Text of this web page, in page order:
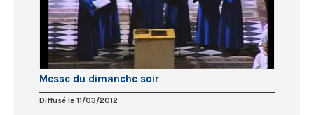
Messe du dimanche soir
Diffusé le 11/03/2012